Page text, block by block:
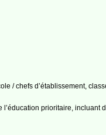
/ chefs d’établissement,
prioritaire, incluant